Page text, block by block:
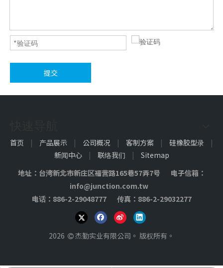
3M背胶脚垫 3M脚垫
提交
首页 | 产品展示 | 公司概况 | 客制方案 | 硅橡胶型录
|
新闻中心
| 联络我们 |
Sitemap
地址：台湾新北市新庄区福营路165巷57弄7号 电子信箱：
info@junction.com.tw
电话：886-2-29048777 传真：886-2-29032277
2026  杰勤实业有限公司。 版权所有。